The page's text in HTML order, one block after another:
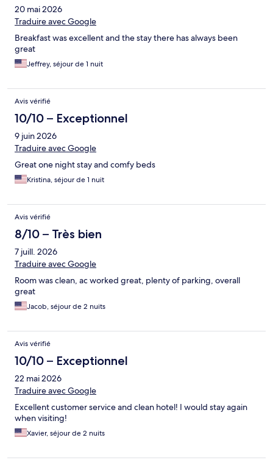
20 mai 2026
Traduire avec Google
Breakfast was excellent and the stay there has always been
great
Jeffrey, séjour de 1 nuit
Avis vérifié
10/10 – Exceptionnel
9 juin 2026
Traduire avec Google
Great one night stay and comfy beds
Kristina, séjour de 1 nuit
Avis vérifié
8/10 – Très bien
7 juill. 2026
Traduire avec Google
Room was clean, ac worked great, plenty of parking, overall
great
Jacob, séjour de 2 nuits
Avis vérifié
10/10 – Exceptionnel
22 mai 2026
Traduire avec Google
Excellent customer service and clean hotel! I would stay again
when visiting!
Xavier, séjour de 2 nuits